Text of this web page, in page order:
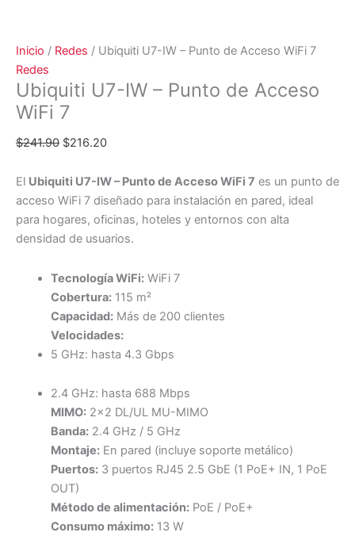
Inicio / Redes / Ubiquiti U7-IW – Punto de Acceso WiFi 7
Redes
Ubiquiti U7-IW – Punto de Acceso
WiFi 7
$241.90 $216.20
El Ubiquiti U7-IW – Punto de Acceso WiFi 7 es un punto de
acceso WiFi 7 diseñado para instalación en pared, ideal
para hogares, oficinas, hoteles y entornos con alta
densidad de usuarios.
Tecnología WiFi:WiFi 7
Cobertura:115 m²
Capacidad:Más de 200 clientes
Velocidades:
5 GHz: hasta 4.3 Gbps
2.4 GHz: hasta 688 Mbps
MIMO:2×2 DL/UL MU-MIMO
Banda:2.4 GHz / 5 GHz
Montaje:En pared (incluye soporte metálico)
Puertos:3 puertos RJ45 2.5 GbE (1 PoE+ IN, 1 PoE
OUT)
Método de alimentación:PoE / PoE+
Consumo máximo:13 W